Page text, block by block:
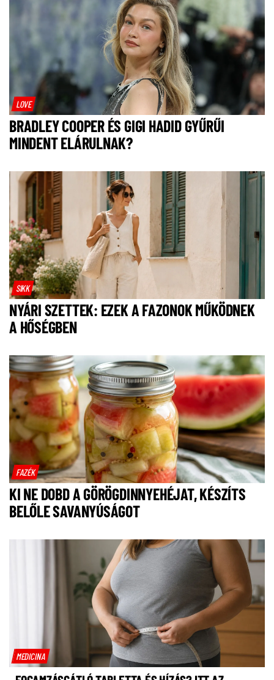
LOVE
BRADLEY COOPER ÉS GIGI HADID GYŰRŰI
MINDENT ELÁRULNAK?
SIKK
NYÁRI SZETTEK: EZEK A FAZONOK MŰKÖDNEK
A HŐSÉGBEN
FAZÉK
KI NE DOBD A GÖRÖGDINNYEHÉJAT, KÉSZÍTS
BELŐLE SAVANYÚSÁGOT
MEDICINA